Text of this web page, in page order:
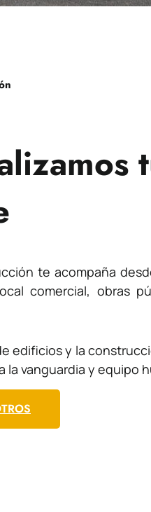
te acompaña
comercial, obras
edificios y la
la vanguardia y equipo